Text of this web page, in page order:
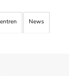
News